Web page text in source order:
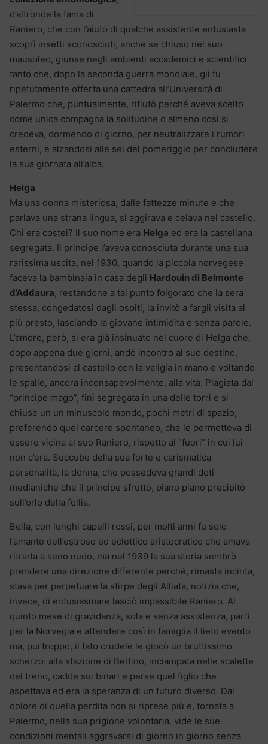
d’altronde la fama di
Raniero, che con l’aiuto di qualche assistente entusiasta
scoprì insetti sconosciuti, anche se chiuso nel suo
mausoleo, giunse negli ambienti accademici e scientifici
tanto che, dopo la seconda guerra mondiale, gli fu
ripetutamente offerta una cattedra all’Università di
Palermo che, puntualmente, rifiutò perché aveva scelto
come unica compagna la solitudine o almeno così si
credeva, dormendo di giorno, per neutralizzare i rumori
esterni, e alzandosi alle sei del pomeriggio per concludere
la sua giornata all’alba.
Helga
Ma una donna misteriosa, dalle fattezze minute e che
parlava una strana lingua, si aggirava e celava nel castello.
Chi era costei? Il suo nome era Helga ed era la castellana
segregata. Il principe l’aveva conosciuta durante una sua
rarissima uscita, nel 1930, quando la piccola norvegese
faceva la bambinaia in casa degli Hardouin di Belmonte
d’Addaura, restandone a tal punto folgorato che la sera
stessa, congedatosi dagli ospiti, la invitò a fargli visita al
più presto, lasciando la giovane intimidita e senza parole.
L’amore, però, si era già insinuato nel cuore di Helga che,
dopo appena due giorni, andò incontro al suo destino,
presentandosi al castello con la valigia in mano e voltando
le spalle, ancora inconsapevolmente, alla vita. Plagiata dal
“principe mago”, finì segregata in una delle torri e si
chiuse un un minuscolo mondo, pochi metri di spazio,
preferendo quel carcere spontaneo, che le permetteva di
essere vicina al suo Raniero, rispetto al “fuori” in cui lui
non c’era. Succube della sua forte e carismatica
personalità, la donna, che possedeva grandi doti
medianiche che il principe sfruttò, piano piano precipitò
sull’orlo della follia.
Bella, con lunghi capelli rossi, per molti anni fu solo
l’amante dell’estroso ed eclettico aristocratico che amava
ritrarla a seno nudo, ma nel 1939 la sua storia sembrò
prendere una direzione differente perché, rimasta incinta,
stava per perpetuare la stirpe degli Alliata, notizia che,
invece, di entusiasmare lasciò impassibile Raniero. Al
quinto mese di gravidanza, sola e senza assistenza, partì
per la Norvegia e attendere così in famiglia il lieto evento
ma, purtroppo, il fato crudele le giocò un bruttissimo
scherzo: alla stazione di Berlino, inciampata nelle scalette
del treno, cadde sui binari e perse quel figlio che
aspettava ed era la speranza di un futuro diverso. Dal
dolore di quella perdita non si riprese più e, tornata a
Palermo, nella sua prigione volontaria, vide le sue
condizioni mentali aggravarsi di giorno in giorno senza